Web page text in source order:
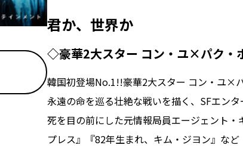
君か、世界か――
◇豪華2大スター コン・ユ×パク・
韓国初登場No.1!!豪華2大スター コン・ユ×
永遠の命を巡る壮絶な戦いを描く、SFエンタ
死を目の前にした元情報局員エージェント
プレス』『82年生まれ、キム・ジヨン』な